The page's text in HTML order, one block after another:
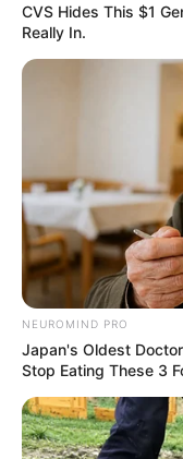
CVS Hides This $1
Really In.
NEUROMIND PRO
Japan's Oldest
Stop Eating These 3